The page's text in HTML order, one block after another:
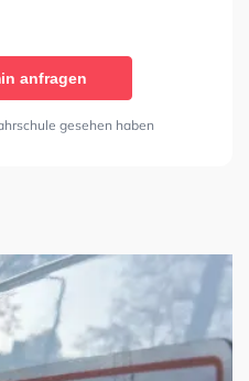
anfragen
gesehen haben